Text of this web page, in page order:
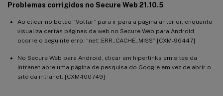
Problemas corrigidos no Secure Web 21.10.5
Ao clicar no botão “Voltar” para ir para a página anterior, enquanto
visualiza certas páginas da web no Secure Web para Android,
ocorre o seguinte erro: “net::ERR_CACHE_MISS” [CXM-96447]
No Secure Web para Android, clicar em hiperlinks em sites da
intranet abre uma página de pesquisa do Google em vez de abrir o
site da intranet. [CXM-100749]